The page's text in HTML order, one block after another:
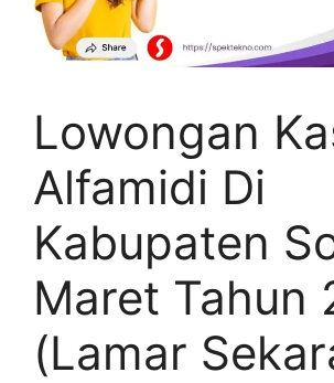
Lowongan
Alfamidi Di
Kabupaten
Maret Tahun
(Lamar